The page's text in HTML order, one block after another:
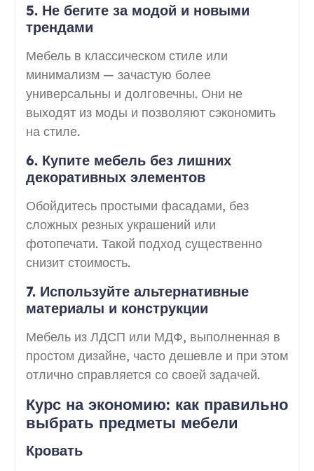
5. Не бегите за модой и новыми
трендами
Мебель в классическом стиле или
минимализм — зачастую более
универсальны и долговечны. Они не
выходят из моды и позволяют сэкономить
на стиле.
6. Купите мебель без лишних
декоративных элементов
Обойдитесь простыми фасадами, без
сложных резных украшений или
фотопечати. Такой подход существенно
снизит стоимость.
7. Используйте альтернативные
материалы и конструкции
Мебель из ЛДСП или МДФ, выполненная в
простом дизайне, часто дешевле и при этом
отлично справляется со своей задачей.
Курс на экономию: как правильно
выбрать предметы мебели
Кровать